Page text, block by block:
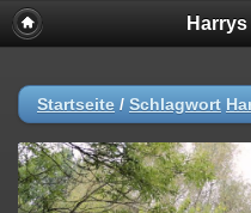
Startseite / Schlagwort